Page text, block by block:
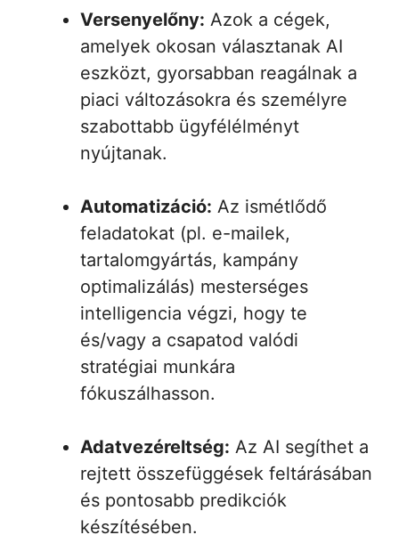
Versenyelőny: Azok a cégek,
amelyek okosan választanak AI
eszközt, gyorsabban reagálnak a
piaci változásokra és személyre
szabottabb ügyfélélményt
nyújtanak.
Automatizáció: Az ismétlődő
feladatokat (pl. e-mailek,
tartalomgyártás, kampány
optimalizálás) mesterséges
intelligencia végzi, hogy te
és/vagy a csapatod valódi
stratégiai munkára
fókuszálhasson.
Adatvezéreltség: Az AI segíthet a
rejtett összefüggések feltárásában
és pontosabb predikciók
készítésében.